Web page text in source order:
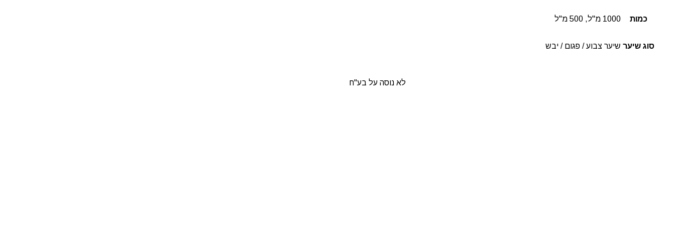
כמות 1000 מ"ל, 500 מ"ל
סוג שיער שיער צבוע / פגום / יבש
לא נוסה על בע"ח